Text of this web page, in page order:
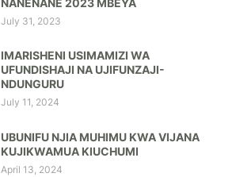
NANENANE 2023 MBEYA
July 31, 2023
IMARISHENI USIMAMIZI WA
UFUNDISHAJI NA UJIFUNZAJI-
NDUNGURU
July 11, 2024
UBUNIFU NJIA MUHIMU KWA VIJANA
KUJIKWAMUA KIUCHUMI
April 13, 2024